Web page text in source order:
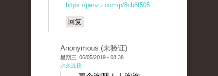
https://penzu.com/p/8cb8f505
回复
Anonymous (未验证)
星期三, 06/05/2019 - 08:38
永久连接